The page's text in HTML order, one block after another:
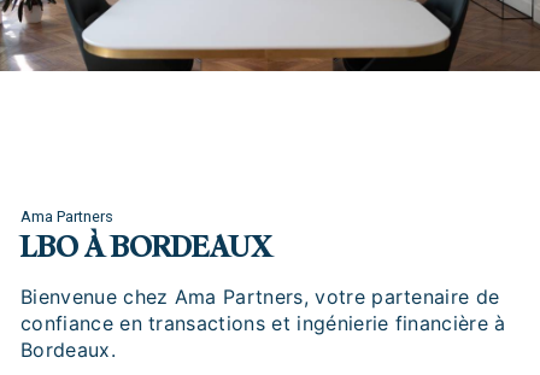
Ama Partners
LBO À BORDEAUX
Bienvenue chez Ama Partners, votre partenaire de
confiance en transactions et ingénierie financière à
Bordeaux.